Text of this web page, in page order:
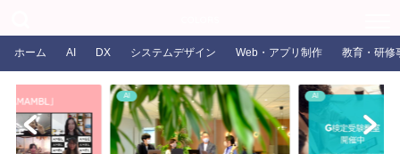
ホーム AI DX システムデザイン Web・アプリ制作 教育・研修
AI AI